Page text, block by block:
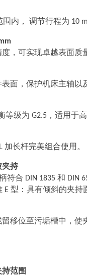
内， 调节行程为 10
，可实现卓越表面质
面，保护机床主轴
等级为 G2.5，适用于
加长杆完美组合使用。
夹持
符合 DIN 1835 和 DIN
E 型：具有倾斜的夹持
移位至污垢槽中，使
范围